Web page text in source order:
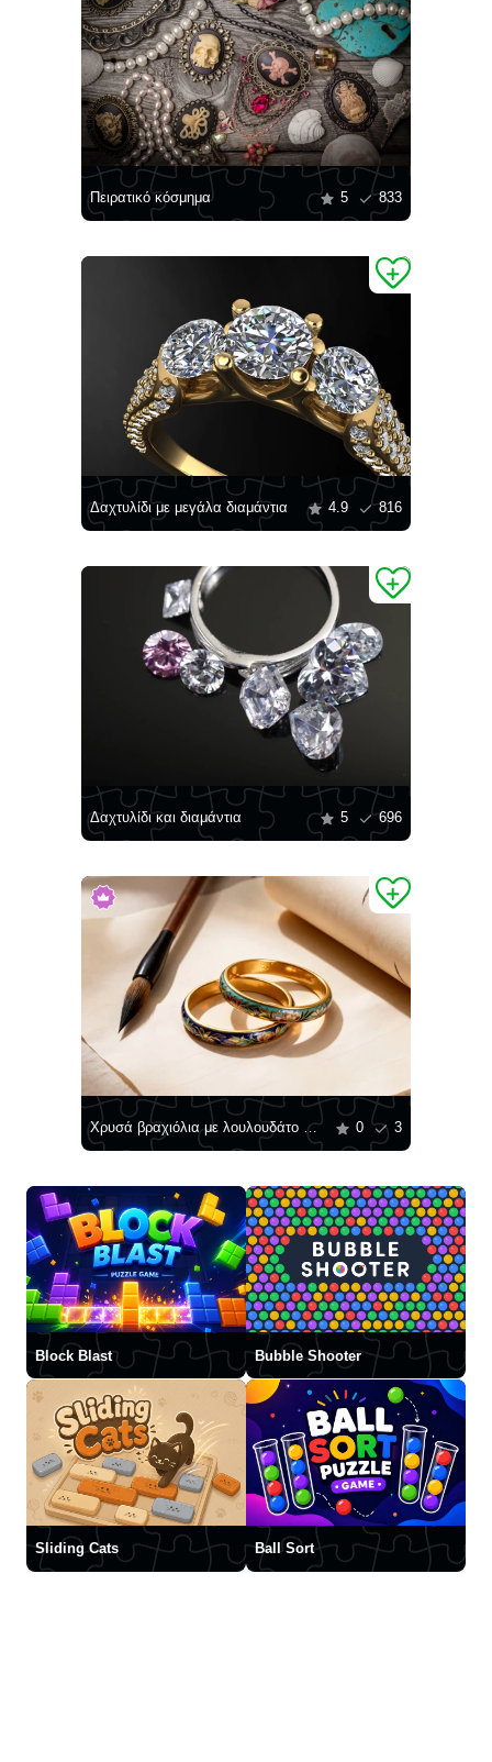
Πειρατικό κόσμημα 5 833
Δαχτυλίδι με μεγάλα διαμάντια 4.9 816
Δαχτυλίδι και διαμάντια 5 696
Χρυσά βραχιόλια με λουλουδάτο σχέδιο 0 3
Block Blast Bubble Shooter
Sliding Cats Ball Sort